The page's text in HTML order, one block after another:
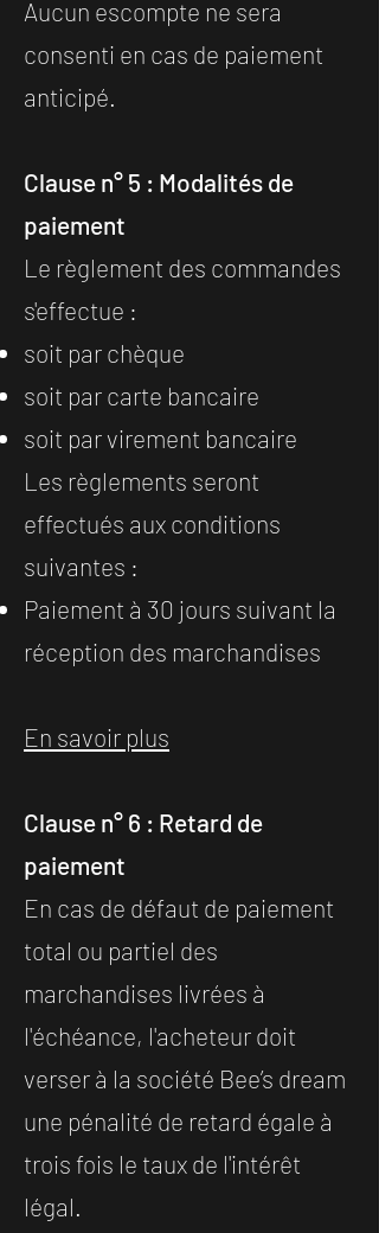
Aucun escompte ne sera
consenti en cas de paiement
anticipé.
Clause n° 5 : Modalités de
paiement
Le règlement des commandes
s'effectue :
soit par chèque
soit par carte bancaire
soit par virement bancaire
Les règlements seront
effectués aux conditions
suivantes :
Paiement à 30 jours suivant la
réception des marchandises
En savoir plus
Clause n° 6 : Retard de
paiement
En cas de défaut de paiement
total ou partiel des
marchandises livrées à
l'échéance, l'acheteur doit
verser à la société Bee’s dream
une pénalité de retard égale à
trois fois le taux de l'intérêt
légal.